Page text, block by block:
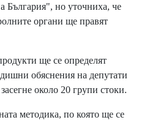
България", но уточниха, че
органи ще правят
ще се определят
обяснения на депутати
около 20 групи стоки.
методика, по която ще се